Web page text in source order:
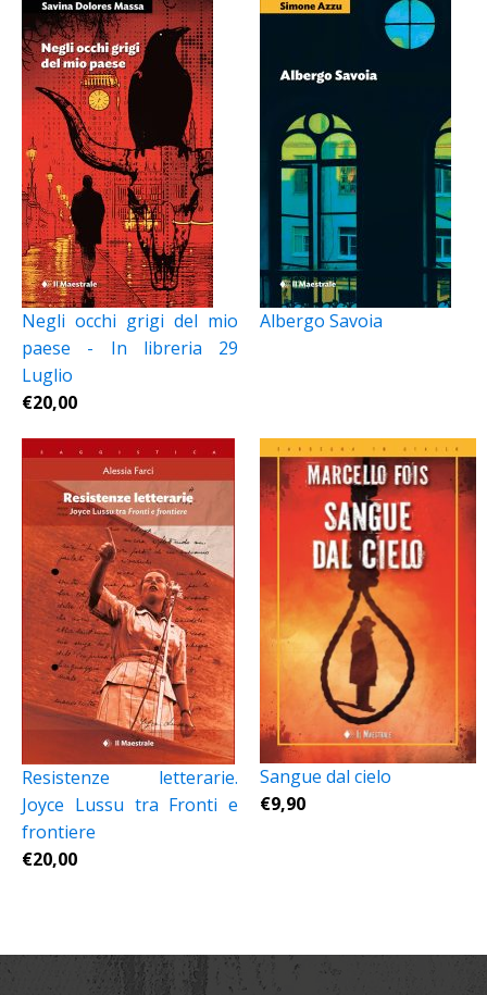
Negli occhi grigi del mio
paese - In libreria 29
Luglio
€20,00
Albergo Savoia
Resistenze letterarie.
Joyce Lussu tra Fronti e
frontiere
€20,00
Sangue dal cielo
€9,90